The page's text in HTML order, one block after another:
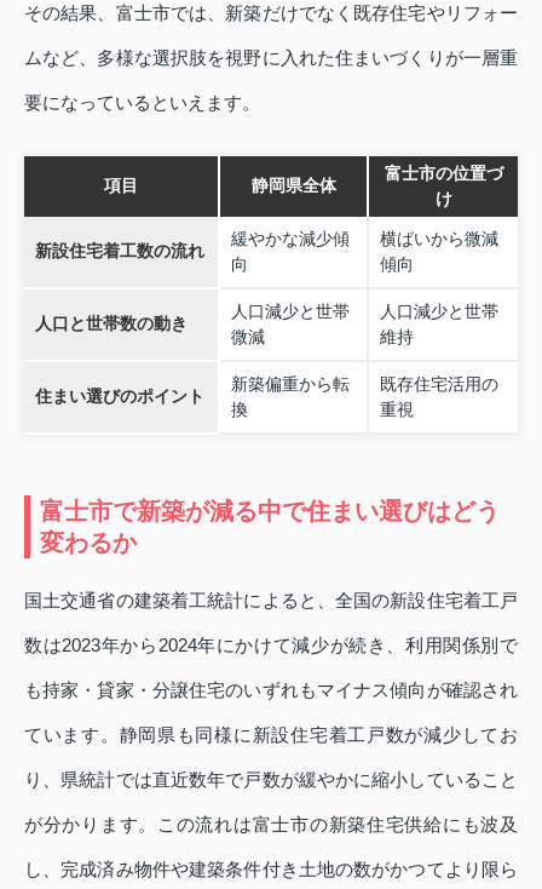
その結果、富士市では、新築だけでなく既存住宅やリフォー
ムなど、多様な選択肢を視野に入れた住まいづくりが一層重
要になっているといえます。
項目 静岡県全体
富士市の位置づ
け
新設住宅着工数の流れ
緩やかな減少傾
向
横ばいから微減
傾向
人口と世帯数の動き
人口減少と世帯
微減
人口減少と世帯
維持
住まい選びのポイント
新築偏重から転
換
既存住宅活用の
重視
富士市で新築が減る中で住まい選びはどう
変わるか
国土交通省の建築着工統計によると、全国の新設住宅着工戸
数は2023年から2024年にかけて減少が続き、利用関係別で
も持家・貸家・分譲住宅のいずれもマイナス傾向が確認され
ています。静岡県も同様に新設住宅着工戸数が減少してお
り、県統計では直近数年で戸数が緩やかに縮小していること
が分かります。この流れは富士市の新築住宅供給にも波及
し、完成済み物件や建築条件付き土地の数がかつてより限ら